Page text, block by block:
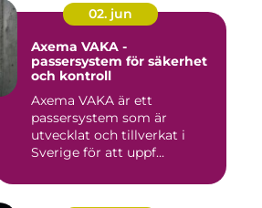
02. jun
Axema VAKA -
passersystem för säkerhet
och kontroll
Axema VAKA är ett
passersystem som är
utvecklat och tillverkat i
Sverige för att uppf...